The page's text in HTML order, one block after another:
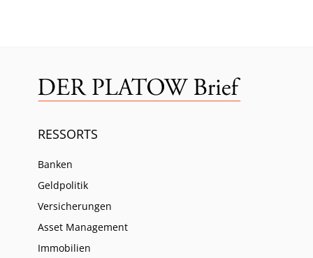
RESSORTS
Banken
Geldpolitik
Versicherungen
Asset Management
Immobilien